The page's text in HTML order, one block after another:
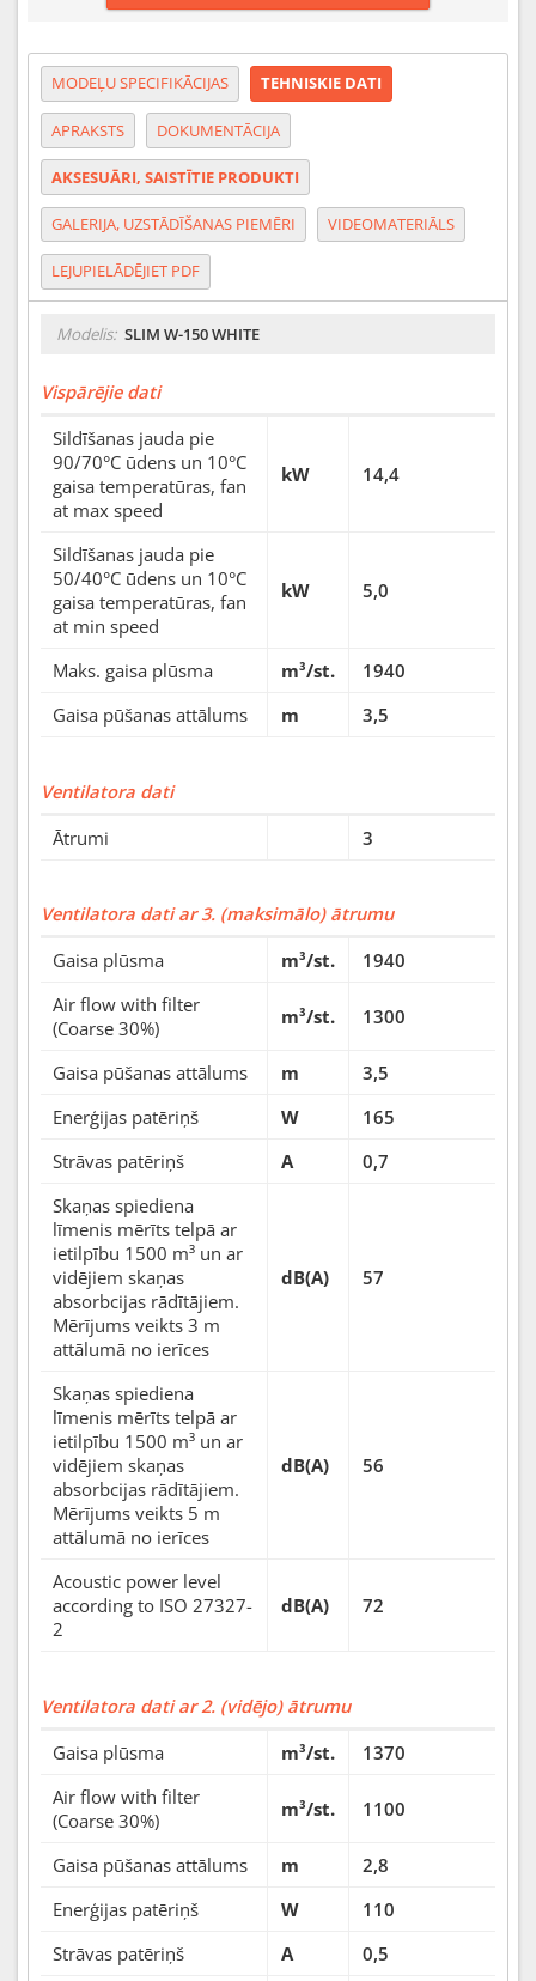
MODEĻU SPECIFIKĀCIJAS TEHNISKIE DATI
APRAKSTS DOKUMENTĀCIJA
AKSESUĀRI, SAISTĪTIE PRODUKTI
GALERIJA, UZSTĀDĪŠANAS PIEMĒRI VIDEOMATERIĀLS
LEJUPIELĀDĒJIET PDF
Modelis: SLIM W-150 WHITE
Vispārējie dati
Sildīšanas jauda pie
90/70°C ūdens un 10°C
gaisa temperatūras, fan
at max speed
kW 14,4
Sildīšanas jauda pie
50/40°C ūdens un 10°C
gaisa temperatūras, fan
at min speed
kW 5,0
Maks. gaisa plūsma m³/st.
1940
Gaisa pūšanas attālums
m 3,5
Ventilatora dati
Ātrumi
3
Ventilatora dati ar 3. (maksimālo) ātrumu
Gaisa plūsma
m³/st.
1940
Air flow with filter
(Coarse 30%)
m³/st. 1300
Gaisa pūšanas attālums m
3,5
Enerģijas patēriņš
W
165
Strāvas patēriņš
A
0,7
Skaņas spiediena
līmenis mērīts telpā ar
ietilpību 1500 m³ un ar
vidējiem skaņas
absorbcijas rādītājiem.
Mērījums veikts 3 m
attālumā no ierīces
dB(A) 57
Skaņas spiediena
līmenis mērīts telpā ar
ietilpību 1500 m³ un ar
vidējiem skaņas
absorbcijas rādītājiem.
Mērījums veikts 5 m
attālumā no ierīces
dB(A) 56
Acoustic power level
according to ISO 27327-
2
dB(A) 72
Ventilatora dati ar 2. (vidējo) ātrumu
Gaisa plūsma
m³/st.
1370
Air flow with filter
(Coarse 30%)
m³/st. 1100
Gaisa pūšanas attālums m
2,8
Enerģijas patēriņš
W
110
Strāvas patēriņš
A 0,5